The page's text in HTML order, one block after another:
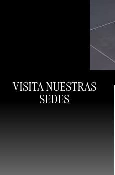
VISITA NUESTRAS
SEDES